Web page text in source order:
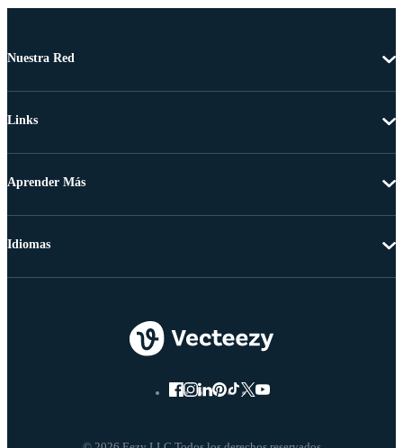
Nuestra Red
Links
Aprender Más
Idiomas